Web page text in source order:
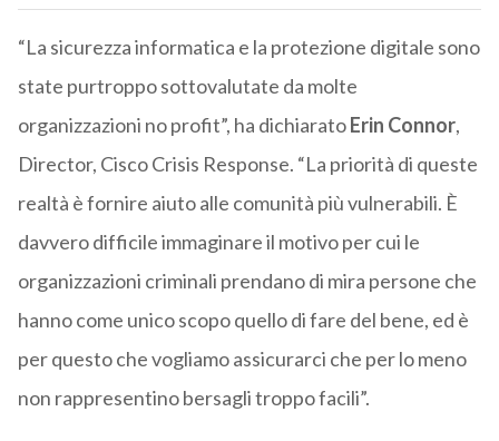
“La sicurezza informatica e la protezione digitale sono
state purtroppo sottovalutate da molte
organizzazioni no profit”, ha dichiaratoErin Connor,
Director, Cisco Crisis Response. “La priorità di queste
realtà è fornire aiuto alle comunità più vulnerabili. È
davvero difficile immaginare il motivo per cui le
organizzazioni criminali prendano di mira persone che
hanno come unico scopo quello di fare del bene, ed è
per questo che vogliamo assicurarci che per lo meno
non rappresentino bersagli troppo facili”.